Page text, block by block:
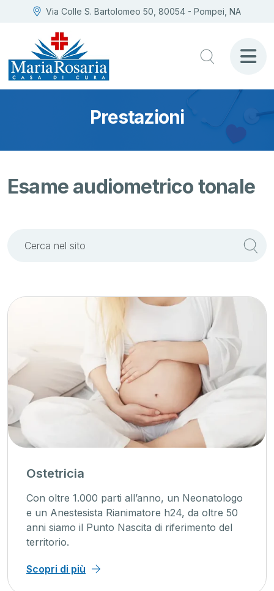
Via Colle S. Bartolomeo 50, 80054 - Pompei, NA
Prestazioni
Esame audiometrico tonale
Ostetricia
Con oltre 1.000 parti all’anno, un Neonatologo
e un Anestesista Rianimatore h24, da oltre 50
anni siamo il Punto Nascita di riferimento del
territorio.
Scopri di più